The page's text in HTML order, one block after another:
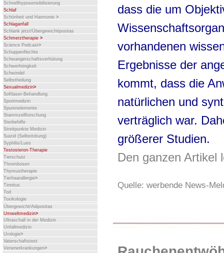
Schnellhyposensibilisierung
Schlaf
Schönheit und Harmonie >
Schlaganfall
Schlank jetzt/Übergewichtipositas
Schmerztherapie >
Science Podcast>
Schuppenflechte
Schwangerschaftsverhütung
Schwerhörigkeit
Schwindel
Selbstheilung
Sexualmedizin>
Softlaser-Behandlung
Sportmedizin
Spurenelemente
Stammzellforschung
Sterbehilfe
Streitpunkte Medizin
Suizid (Selbsttötung)
Syphilis/Lues
Testosteron-Therapie
Tierschutz
Thrombosen
Thymustherapie
Tierhaarallergie>
Tinnitus
Tod
Toxikologie
Übergewicht/Adipositas
Umweltmedizin>
Ultraschall in der Medizin
Unfallmedizin
Urologie>
Vaterschaftstest
Venenerkrankungen>
dass die um
vorhandenen
Ergebnisse der
kommt, dass die
natürlichen und
verträglich war.
größerer Studien.
Den ganzen Artikel
Quelle: werbende News-